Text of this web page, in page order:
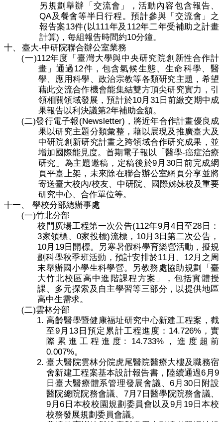
另規劃舉辦「交流會」，活動內容包含報告、
QA及餐會等半日行程。預計參與「交流會」之
報告案13件(以111年及 112年二年受補助之計畫
計算) ，每組報告時間約10分鐘。
十、
臺大-中研院聯合辦公室業務
(一)112年度「臺灣大學與中央研究院創新性合作計
畫」通過 12件，包含氣候生態、生命科學、醫
學、應用科學、政治宗教等各類研究主題，希望
藉此交流合作機會能集結雙方頂尖研究實力，引
領相關領域發展，預計於10月 31日前繳交期中成
果報告以利決議第2年補助金額。
(二)發行電子報 (Newsletter) ，將近年合作計畫優良成
果以研究主題分類彙整，藉以展現及推廣臺大及
中研院創新研究計畫之跨領域合作研究成果，並
增加國際能見度。首期電子報以「醫學-癌症治療
研究」為主題邀稿，定稿後於9 月 30日前完成網
頁平臺上架，未來除在聯合辦公室網頁分享並將
寄送臺大校內/校友、中研院、國際姊妹校及重要
研究中心、合作單位等。
十一、
學校分部總辦事處
(一)竹北分部
校門廣場工程第一次公告(112年9月4 日至28 日：
3家領標、 0家投標)流標， 10月 3日第二次公告，
10月 19日開標。另寒暑假科學育樂營活動，擬規
劃科學秋季班活動，預計安排於11 月、 12月之周
末舉辦國小學生科學營。另教務處協助規劃「臺
大竹北校區高中進階課程方案」，包括實體授
課、多元探索及自主學習等三部分，以提供地區
高中生需求。
(二)雲林分部
1.高齡醫學暨健康福址研究中心新建工程案，截
至9 月 13 日預定累計工程進度： 14.726%，實
際累進工程進度 : 14.733%，進度超前
0.007%。
2.臺大醫院雲林分院虎尾醫院醫療大樓及職務宿
舍新建工程案基本設計報告書，陸續通過6 月 9
日臺大醫療體系管理發展會議、6 月 30日附設
醫院總院院務會議、 7月7 日醫學院院務會議、
9 月6 日本校校園規劃委員會以及 9月 19 日本校
校務發展規劃委員會議。